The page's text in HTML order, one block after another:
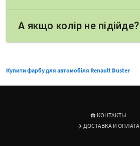
А якщо колір не підійде?
Купити фарбу для автомобіля Renault Duster
☎️ КОНТАКТЫ
✈️ ДОСТАВКА И ОПЛАТА